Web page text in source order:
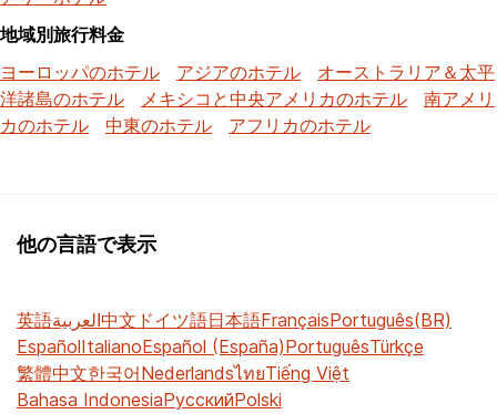
地域別旅行料金
ヨーロッパのホテル
アジアのホテル
オーストラリア＆太平
洋諸島のホテル
メキシコと中央アメリカのホテル
南アメリ
カのホテル
中東のホテル アフリカのホテル
他の言語で表示
英語العربية中文 ドイツ語日本語FrançaisPortuguês(BR)
EspañolItalianoEspañol (España)PortuguêsTürkçe
繁體中文한국어NederlandsไทยTiếng Việt
Bahasa IndonesiaРусскийPolski